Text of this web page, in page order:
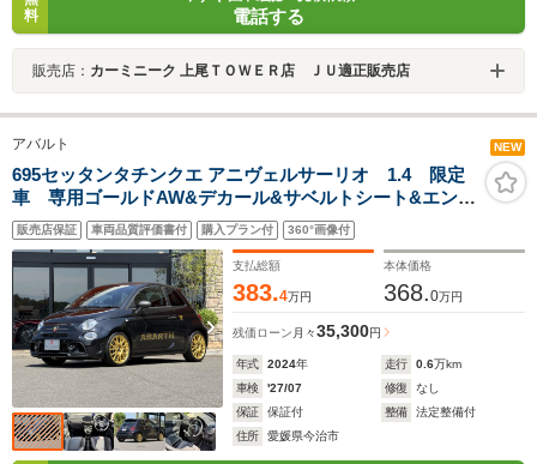
料
電話する
販売店： カーミニーク 上尾ＴＯＷＥＲ店 ＪＵ適正販売店
アバルト NEW
695セッタンタチンクエ アニヴェルサーリオ 1.4 限定
車 専用ゴールドAW&デカール&サベルトシート&エンブ
レム LaBuonoシートレール純正有 レコードモンツァ
ドラレコ・リアカメラ兼用デジタルインナーミラー OP
フューエルキャップ AppleCarPlay Beats
販売店保証 車両品質評価書付 購入プラン付 360°画像付
支払総額
383.4万円
本体価格
368.0万円
残価ローン 月々35,300円
年式 2024年 走行 0.6万km
車検
'27/07 修復
なし
保証
保証付 整備
法定整備付
住所
愛媛県今治市